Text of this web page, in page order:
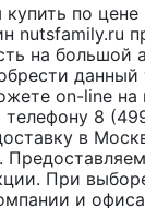
купить по цене
nutsfamily.ru
на большой
данный
on-line на
телефону 8
в
При
и